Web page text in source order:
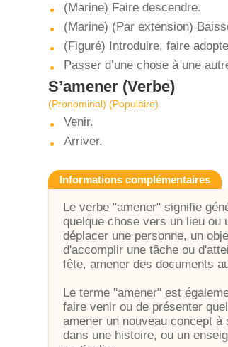
(Marine) Faire descendre.
(Marine) (Par extension)
(Figuré) Introduire, faire
Passer d’une chose à une
S’amener (Verbe)
(Pronominal) (Populaire)
Venir.
Arriver.
Informations complémentaires
Le verbe "amener" signifie
quelque chose vers un lieu ou
déplacer une personne, un
d'accomplir une tâche ou
fête, amener des documents
Le terme "amener" est
faire venir ou de présenter
amener un nouveau concept
dans une histoire, ou un